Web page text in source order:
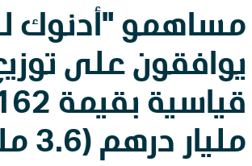
اتصل بنا
مساهمو "أدنوك
يوافقون على
قياسية
مليار